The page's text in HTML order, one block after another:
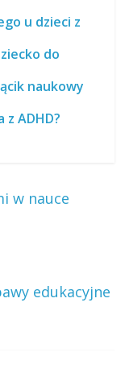
u dzieci z
do
naukowy
z ADHD?
w nauce
edukacyjne